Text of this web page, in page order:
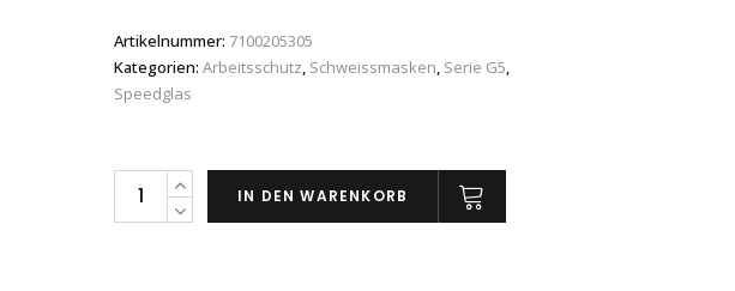
Artikelnummer: 7100205305
Kategorien: Arbeitsschutz, Schweissmasken, Serie G5,
Speedglas
3M™
Speedglas™
IN DEN WARENKORB